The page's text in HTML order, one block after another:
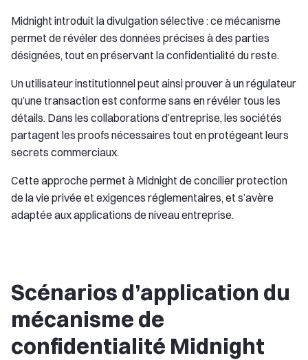
Midnight introduit la divulgation sélective : ce mécanisme
permet de révéler des données précises à des parties
désignées, tout en préservant la confidentialité du reste.
Un utilisateur institutionnel peut ainsi prouver à un régulateur
qu’une transaction est conforme sans en révéler tous les
détails. Dans les collaborations d’entreprise, les sociétés
partagent les proofs nécessaires tout en protégeant leurs
secrets commerciaux.
Cette approche permet à Midnight de concilier protection
de la vie privée et exigences réglementaires, et s’avère
adaptée aux applications de niveau entreprise.
Scénarios d’application du
mécanisme de
confidentialité Midnight